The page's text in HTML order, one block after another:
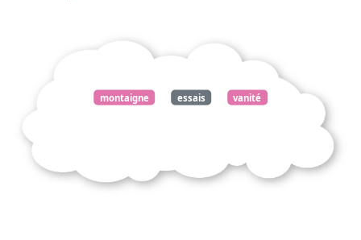
montaigne essais vanité